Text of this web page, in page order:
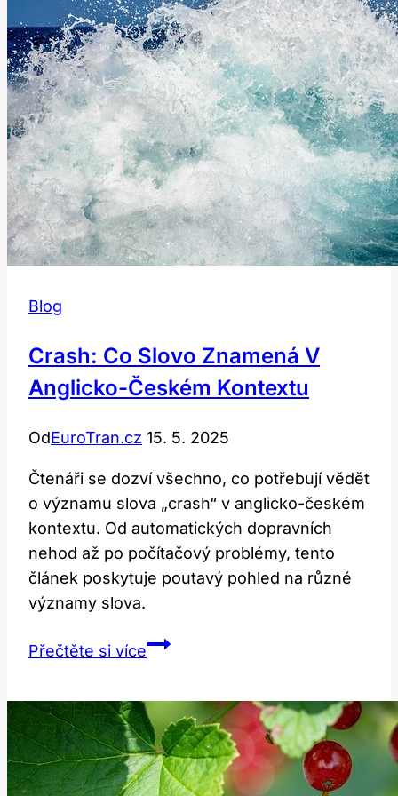
Frázi?
Blog
Crash: Co Slovo Znamená V
Anglicko-Českém Kontextu
OdEuroTran.cz 15. 5. 2025
Čtenáři se dozví všechno, co potřebují vědět
o významu slova „crash“ v anglicko-českém
kontextu. Od automatických dopravních
nehod až po počítačový problémy, tento
článek poskytuje poutavý pohled na různé
významy slova.
Přečtěte si víceCrash:
znamená
v
anglicko-
českém